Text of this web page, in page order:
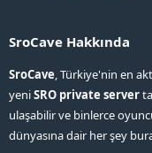
SroCave Hakkında
SroCave, Türkiye'nin en
yeniSRO private server
ulaşabilir ve binlerce
dünyasına dair her şey